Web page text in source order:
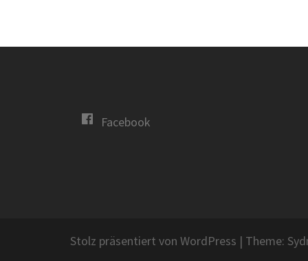
Facebook
Stolz präsentiert von WordPress | Theme: